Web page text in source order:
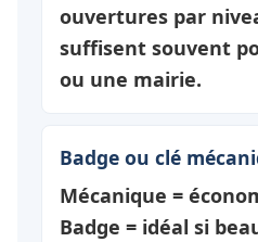
ouvertures par
suffisent souvent
ou une mairie.
Badge ou clé
Mécanique =
Badge = idéal si